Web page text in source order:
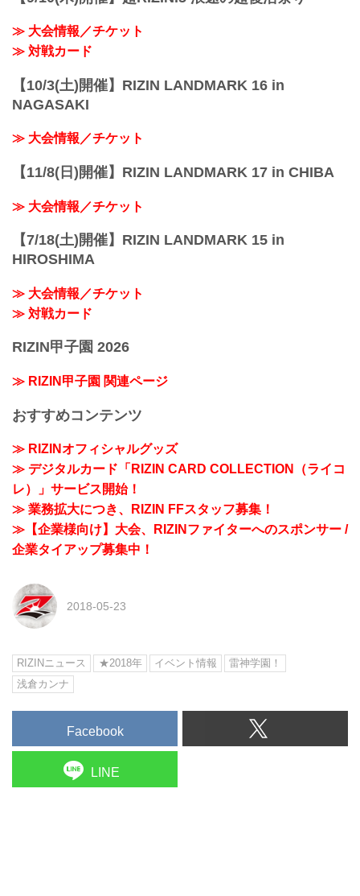
≫ 大会情報／チケット
≫ 対戦カード
【10/3(土)開催】RIZIN LANDMARK 16 in
NAGASAKI
≫ 大会情報／チケット
【11/8(日)開催】RIZIN LANDMARK 17 in CHIBA
≫ 大会情報／チケット
【7/18(土)開催】RIZIN LANDMARK 15 in
HIROSHIMA
≫ 大会情報／チケット
≫ 対戦カード
RIZIN甲子園 2026
≫ RIZIN甲子園 関連ページ
おすすめコンテンツ
≫ RIZINオフィシャルグッズ
≫ デジタルカード「RIZIN CARD COLLECTION（ライコ
レ）」サービス開始！
≫ 業務拡大につき、RIZIN FFスタッフ募集！
≫【企業様向け】大会、RIZINファイターへのスポンサー /
企業タイアップ募集中！
2018-05-23
RIZINニュース ★2018年 イベント情報
雷神学園！
浅倉カンナ
Facebook
LINE